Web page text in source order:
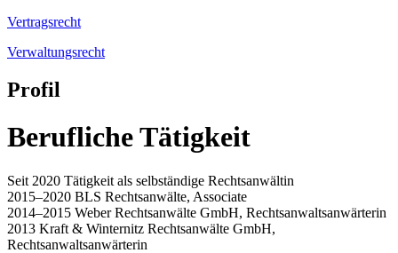
Vertragsrecht
Verwaltungsrecht
Profil
Berufliche Tätigkeit
Seit 2020 Tätigkeit als selbständige Rechtsanwältin
2015–2020 BLS Rechtsanwälte, Associate
2014–2015 Weber Rechtsanwälte GmbH, Rechtsanwaltsanwärterin
2013 Kraft & Winternitz Rechtsanwälte GmbH,
Rechtsanwaltsanwärterin